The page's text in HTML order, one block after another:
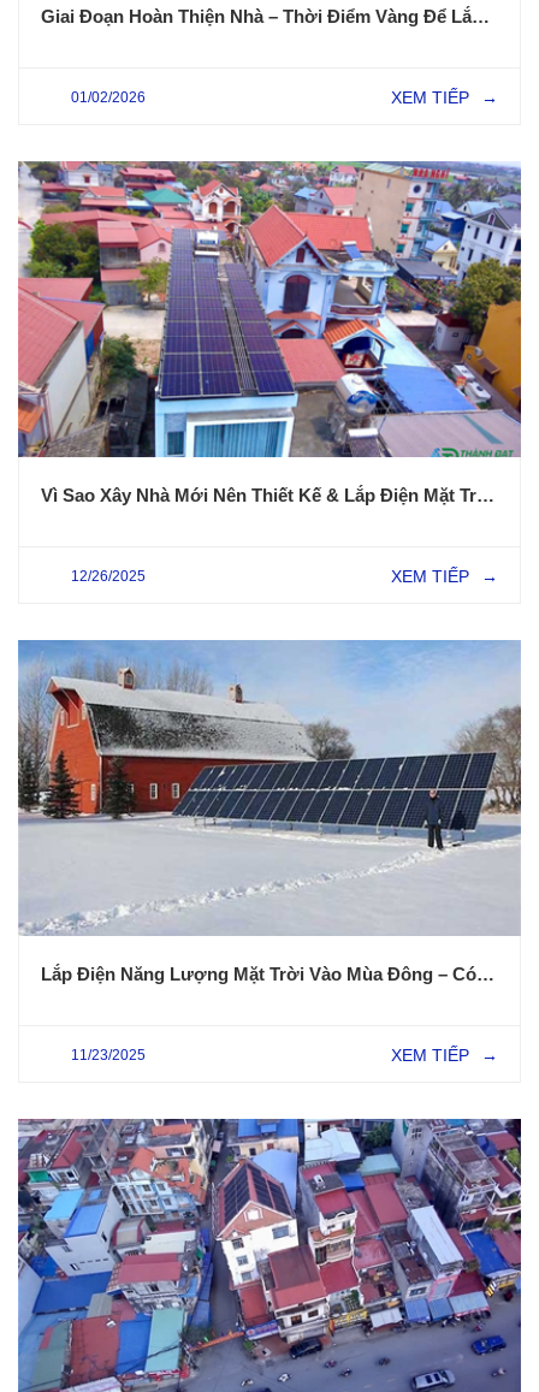
Giai Đoạn Hoàn Thiện Nhà – Thời Điểm Vàng Để Lắp Điện Mặt Trời?
01/02/2026 XEM TIẾP →
Vì Sao Xây Nhà Mới Nên Thiết Kế & Lắp Điện Mặt Trời Ngay Từ Đầu?
12/26/2025 XEM TIẾP →
Lắp Điện Năng Lượng Mặt Trời Vào Mùa Đông – Có Hiệu Quả Không?
11/23/2025 XEM TIẾP →